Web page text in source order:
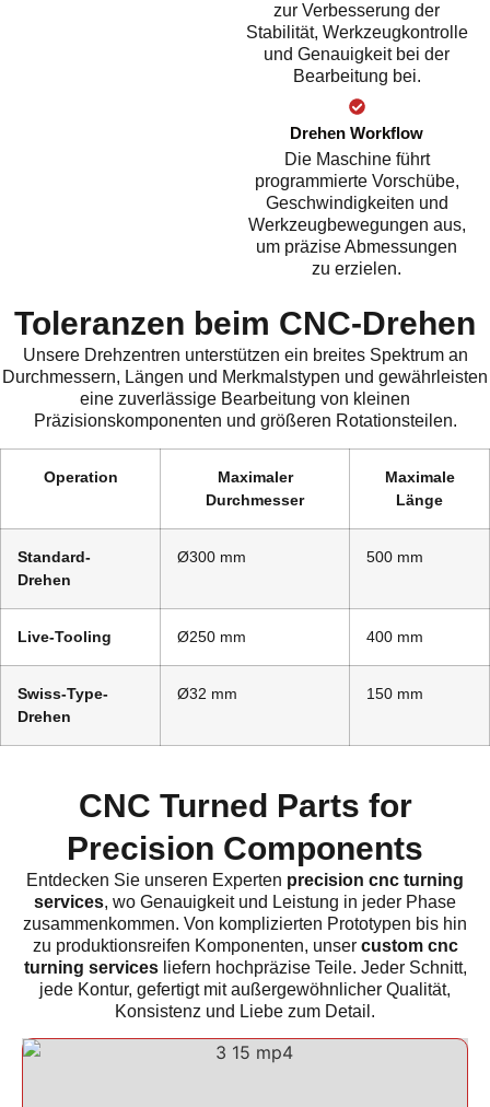
zur Verbesserung der
Stabilität, Werkzeugkontrolle
und Genauigkeit bei der
Bearbeitung bei.
Drehen Workflow
Die Maschine führt
programmierte Vorschübe,
Geschwindigkeiten und
Werkzeugbewegungen aus,
um präzise Abmessungen
zu erzielen.
Toleranzen beim CNC-Drehen
Unsere Drehzentren unterstützen ein breites Spektrum an
Durchmessern, Längen und Merkmalstypen und gewährleisten
eine zuverlässige Bearbeitung von kleinen
Präzisionskomponenten und größeren Rotationsteilen.
Operation
Maximaler
Durchmesser
Maximale
Länge
Standard-
Drehen
Ø300 mm 500 mm
Live-Tooling Ø250 mm 400 mm
Swiss-Type-
Drehen
Ø32 mm 150 mm
CNC Turned Parts for
Precision Components
Entdecken Sie unseren Experten precision cnc turning
services, wo Genauigkeit und Leistung in jeder Phase
zusammenkommen. Von komplizierten Prototypen bis hin
zu produktionsreifen Komponenten, unser custom cnc
turning servicesliefern hochpräzise Teile. Jeder Schnitt,
jede Kontur, gefertigt mit außergewöhnlicher Qualität,
Konsistenz und Liebe zum Detail.